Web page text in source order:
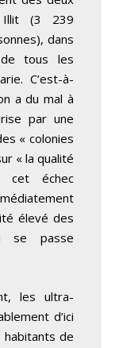
Illit (3 239
dans
tous les
C’est-à-
a du mal à
par une
« colonies
« la qualité
cet échec
élevé des
se passe
les ultra-
d’ici
habitants de